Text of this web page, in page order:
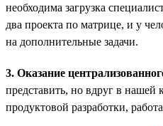
необходима загрузка
два проекта по матрице, и у
на дополнительные задачи.
3. Оказание
представить, но вдруг в нашей
продуктовой разработки,